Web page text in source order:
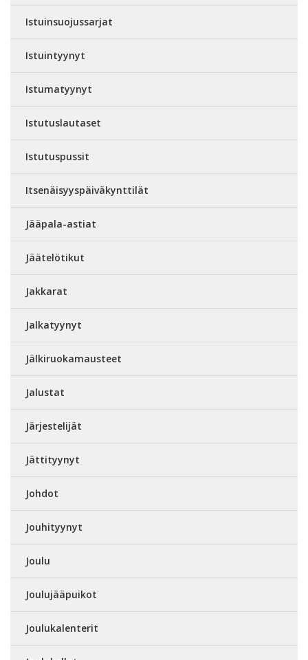
Istuinsuojussarjat
Istuintyynyt
Istumatyynyt
Istutuslautaset
Istutuspussit
Itsenäisyyspäiväkynttilät
Jääpala-astiat
Jäätelötikut
Jakkarat
Jalkatyynyt
Jälkiruokamausteet
Jalustat
Järjestelijät
Jättityynyt
Johdot
Jouhityynyt
Joulu
Joulujääpuikot
Joulukalenterit